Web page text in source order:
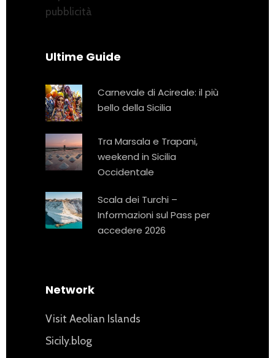
pubblicità
Ultime Guide
Carnevale di Acireale: il più
bello della Sicilia
Tra Marsala e Trapani,
weekend in Sicilia
Occidentale
Scala dei Turchi –
Informazioni sul Pass per
accedere 2026
Network
Visit Aeolian Islands
Sicily.blog